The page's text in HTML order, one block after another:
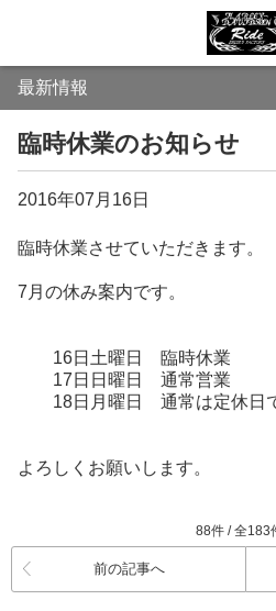
最新情報
臨時休業のお知らせ
2016年07月16日
臨時休業させていただきます。
7月の休み案内です。
16日土曜日 臨時休業
17日日曜日 通常営業
18日月曜日 通常は定休日で
よろしくお願いします。
88件 / 全183
前の記事へ